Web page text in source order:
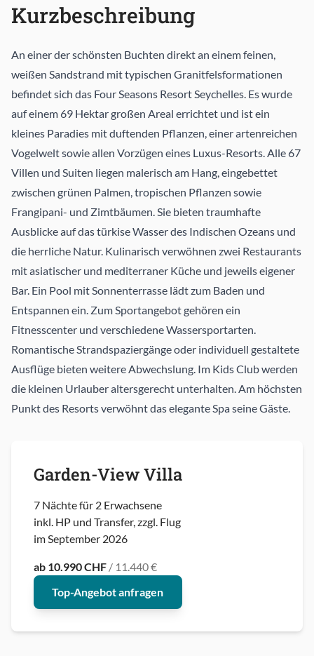
Kurzbeschreibung
An einer der schönsten Buchten direkt an einem feinen,
weißen Sandstrand mit typischen Granitfelsformationen
befindet sich das Four Seasons Resort Seychelles. Es wurde
auf einem 69 Hektar großen Areal errichtet und ist ein
kleines Paradies mit duftenden Pflanzen, einer artenreichen
Vogelwelt sowie allen Vorzügen eines Luxus-Resorts. Alle 67
Villen und Suiten liegen malerisch am Hang, eingebettet
zwischen grünen Palmen, tropischen Pflanzen sowie
Frangipani- und Zimtbäumen. Sie bieten traumhafte
Ausblicke auf das türkise Wasser des Indischen Ozeans und
die herrliche Natur. Kulinarisch verwöhnen zwei Restaurants
mit asiatischer und mediterraner Küche und jeweils eigener
Bar. Ein Pool mit Sonnenterrasse lädt zum Baden und
Entspannen ein. Zum Sportangebot gehören ein
Fitnesscenter und verschiedene Wassersportarten.
Romantische Strandspaziergänge oder individuell gestaltete
Ausflüge bieten weitere Abwechslung. Im Kids Club werden
die kleinen Urlauber altersgerecht unterhalten. Am höchsten
Punkt des Resorts verwöhnt das elegante Spa seine Gäste.
Garden-View Villa
7 Nächte für 2 Erwachsene
inkl. HP und Transfer, zzgl. Flug
im September 2026
ab 10.990 CHF / 11.440 €
Top-Angebot anfragen